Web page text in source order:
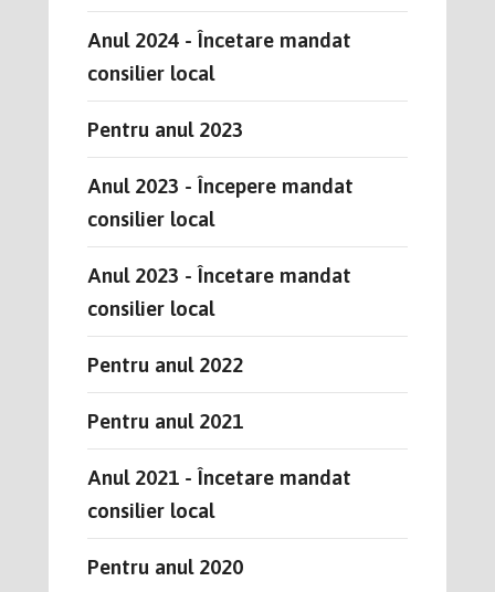
Anul 2024 - Încetare mandat
consilier local
Pentru anul 2023
Anul 2023 - Începere mandat
consilier local
Anul 2023 - Încetare mandat
consilier local
Pentru anul 2022
Pentru anul 2021
Anul 2021 - Încetare mandat
consilier local
Pentru anul 2020